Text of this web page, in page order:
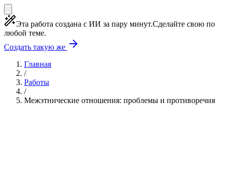
Эта работа создана с ИИ за пару минут.Сделайте свою по
любой теме.
Создать такую же
Главная
/
Работы
/
Межэтнические отношения: проблемы и противоречия